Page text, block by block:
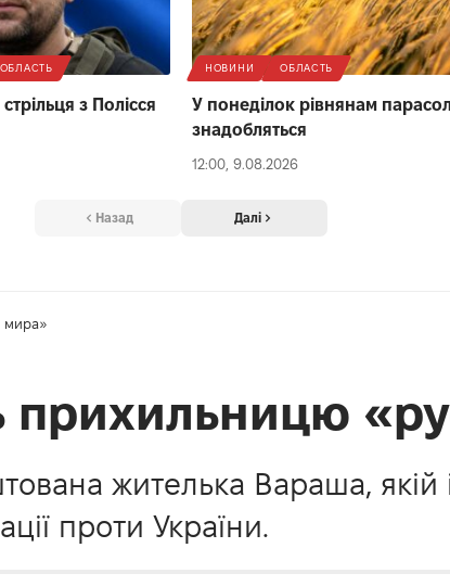
ОБЛАСТЬ
з Полісся
НОВИНИ ОБЛАСТЬ
У понеділок рівнянам
знадобляться
12:00, 9.08.2026
Назад Далі
мира»
прихильницю
жителька Вараша,
проти України.